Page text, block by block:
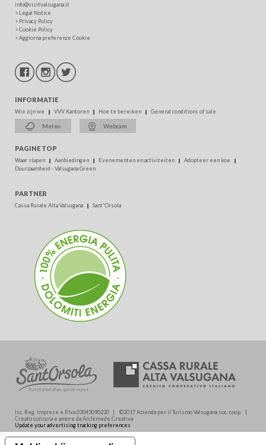
info@visitvalsugana.it
> Legal Notice
> Privacy Policy
>Cookie Policy
>Aggiorna preferenze Cookie
INFORMATIE
Wie zijn we VVV Kantoren Hoe te bereiken General conditions of sale
Meteo Webcam
PAGINE TOP
Waar slapen Aanbiedingen Evenementen en activiteiten
Adopteer een koe
Duurzaamheid - Valsugana Green
PARTNER
Cassa Rurale Alta Valsugana Sant'Orsola
Isc. Reg. Imprese e P.Iva 02043090220 | ©2017 Azienda per il Turismo Valsugana soc. coop. |
Creato con cura e amore da Archimede.Creativa
Update your advertising tracking preferences